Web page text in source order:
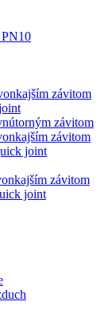
závitom
závitom
závitom
joint
závitom
joint